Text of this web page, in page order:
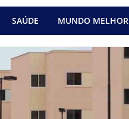
SAÚDE MUNDO MELHOR